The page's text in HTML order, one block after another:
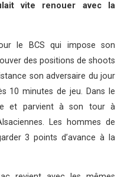
vite renouer avec la
le BCS qui impose son
des positions de shoots
son adversaire du jour
10 minutes de jeu. Dans le
et parvient à son tour à
Les hommes de
3 points d’avance à la